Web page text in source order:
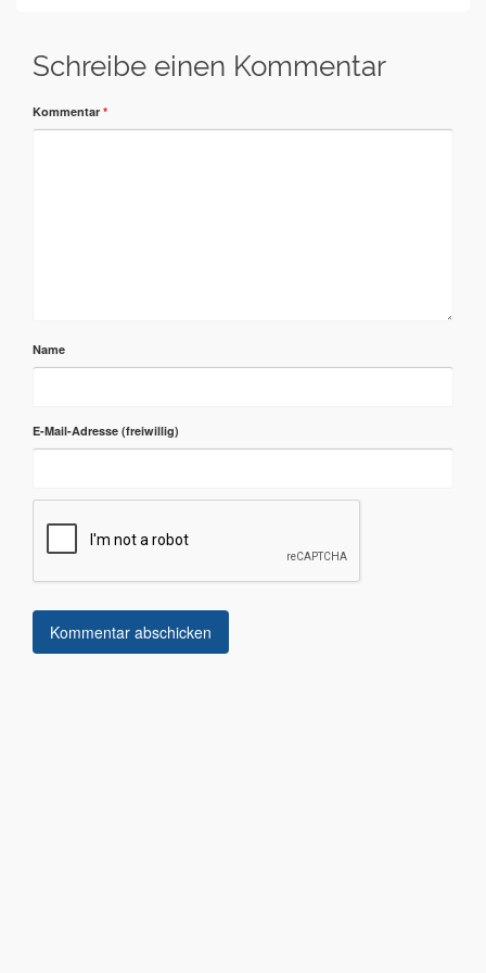
Schreibe einen Kommentar
Kommentar *
Name
E-Mail-Adresse